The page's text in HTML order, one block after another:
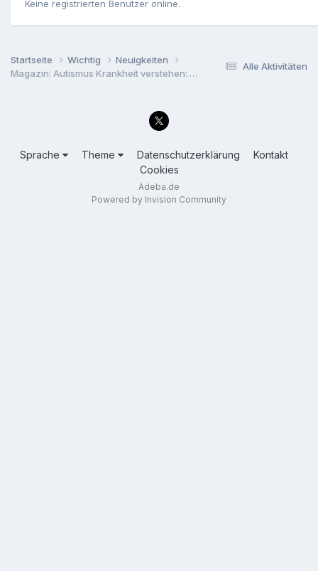
Keine registrierten Benutzer online.
Alle Aktivitäten
Startseite Wichtig
Neuigkeiten
Magazin: Autismus Krankheit verstehen: Was du wissen solltest
Sprache Theme Datenschutzerklärung
Kontakt
Cookies
Adeba.de
Powered by Invision Community